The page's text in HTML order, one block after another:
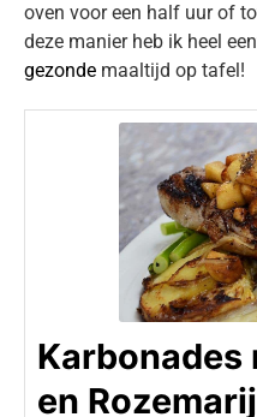
oven voor een half uur of
deze manier heb ik heel
gezonde maaltijd op tafel!
Karbonades
en